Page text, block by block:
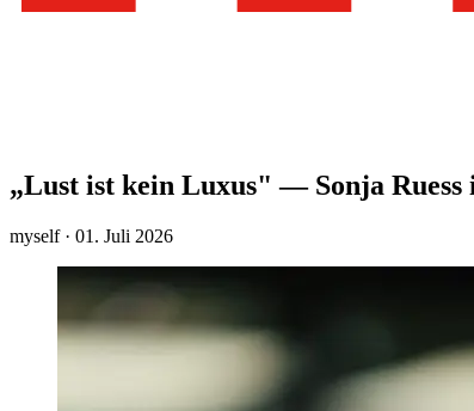
„Lust ist kein Luxus" — Sonja Ruess
myself · 01. Juli 2026